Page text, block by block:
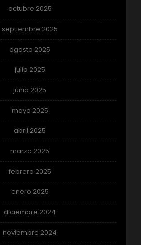
octubre 2025
septiembre 2025
agosto 2025
julio 2025
junio 2025
mayo 2025
abril 2025
marzo 2025
febrero 2025
enero 2025
diciembre 2024
noviembre 2024